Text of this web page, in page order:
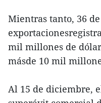
Mientras tanto, 36 de
mil millones de
másde 10 mil
Al 15 de diciembre,